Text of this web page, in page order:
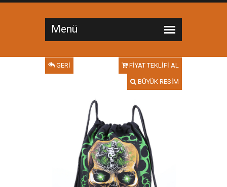
GERİ FİYAT TEKLİFİ AL
BÜYÜK RESİM